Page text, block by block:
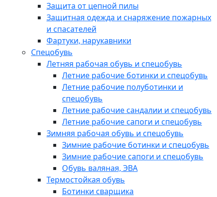
Защита от цепной пилы
Защитная одежда и снаряжение пожарных
и спасателей
Фартуки, нарукавники
Спецобувь
Летняя рабочая обувь и спецобувь
Летние рабочие ботинки и спецобувь
Летние рабочие полуботинки и
спецобувь
Летние рабочие сандалии и спецобувь
Летние рабочие сапоги и спецобувь
Зимняя рабочая обувь и спецобувь
Зимние рабочие ботинки и спецобувь
Зимние рабочие сапоги и спецобувь
Обувь валяная, ЭВА
Термостойкая обувь
Ботинки сварщика